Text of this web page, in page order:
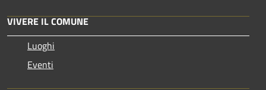
VIVERE IL COMUNE
Luoghi
Eventi